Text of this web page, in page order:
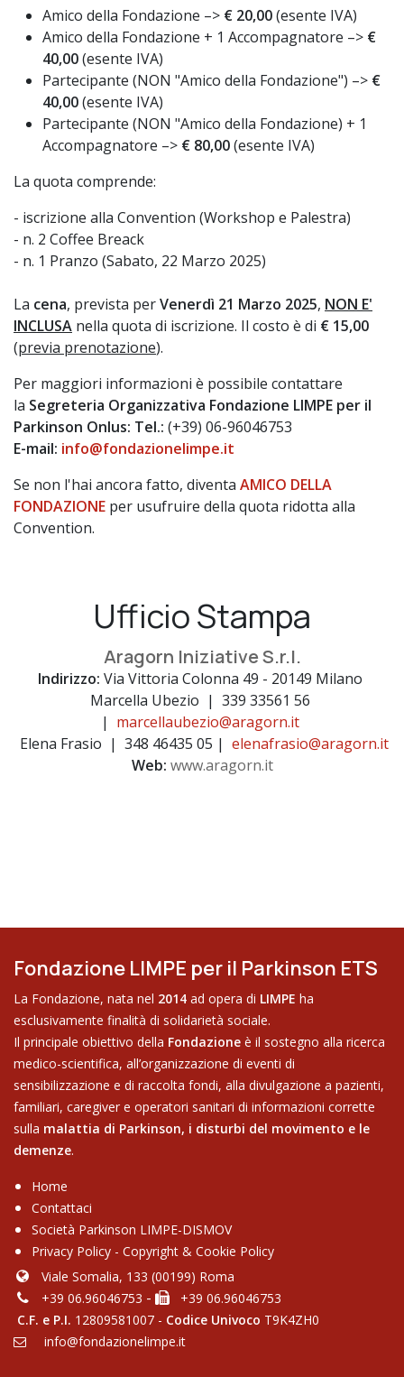
Amico della Fondazione –> € 20,00(esente IVA)
Amico della Fondazione + 1 Accompagnatore –> €
40,00(esente IVA)
Partecipante (NON "Amico della Fondazione") –> €
40,00(esente IVA)
Partecipante (NON "Amico della Fondazione) + 1
Accompagnatore –> € 80,00(esente IVA)
La quota comprende:
- iscrizione alla Convention (Workshop e Palestra)
- n. 2 Coffee Breack
- n. 1 Pranzo (Sabato, 22 Marzo 2025)
La cena, prevista perVenerdì 21 Marzo 2025, NON E'
INCLUSA nella quota di iscrizione. Il costo è di € 15,00
(previa prenotazione).
Per maggiori informazioni è possibile contattare
la Segreteria Organizzativa Fondazione LIMPE per il
Parkinson Onlus: Tel.: (+39) 06-96046753
E-mail: info@fondazionelimpe.it
Se non l'hai ancora fatto, diventa AMICO DELLA
FONDAZIONE per usufruire della quota ridotta alla
Convention.
Ufficio Stampa
Aragorn Iniziative S.r.l.
Indirizzo: Via Vittoria Colonna 49 - 20149 Milano
Marcella Ubezio | 339 33561 56
| marcellaubezio@aragorn.it
Elena Frasio | 348 46435 05 | elenafrasio@aragorn.it
Web: www.aragorn.it
Fondazione LIMPE per il Parkinson ETS
La Fondazione, nata nel 2014 ad opera di LIMPE ha
esclusivamente finalità di solidarietà sociale.
Il principale obiettivo della Fondazione è il sostegno alla ricerca
medico-scientifica, all’organizzazione di eventi di
sensibilizzazione e di raccolta fondi, alla divulgazione a pazienti,
familiari, caregiver e operatori sanitari di informazioni corrette
sulla malattia di Parkinson, i disturbi del movimento e le
demenze.
Home
Contattaci
Soci​età Parkinson LIMPE-DISMOV
Privacy Policy - Copyright & Cookie Policy
Viale Somalia, 133 (00199) Roma
+39 06.96046753 -
+39 06.96046753
C.F. e P.I. 12809581007 - Codice Univoco T9K4ZH0
info@fondazionelimpe.it